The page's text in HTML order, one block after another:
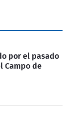
por el pasado
Campo de